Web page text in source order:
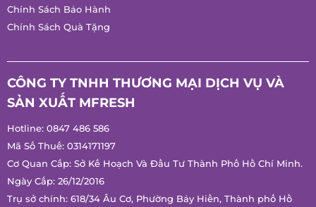
Hướng Dẫn Mua Hàng
Chính Sách Bảo Hành
CÔNG TY TNHH THƯƠNG MẠI DỊCH VỤ VÀ
Hotline:0847 486 586
Mã Số Thuế: 0314171197
Cơ Quan Cấp: Sở Kế Hoạch Và Đầu Tư Thành Phố Hồ Chí
Minh.